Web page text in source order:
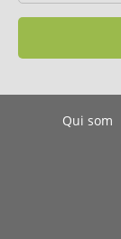
Qui som